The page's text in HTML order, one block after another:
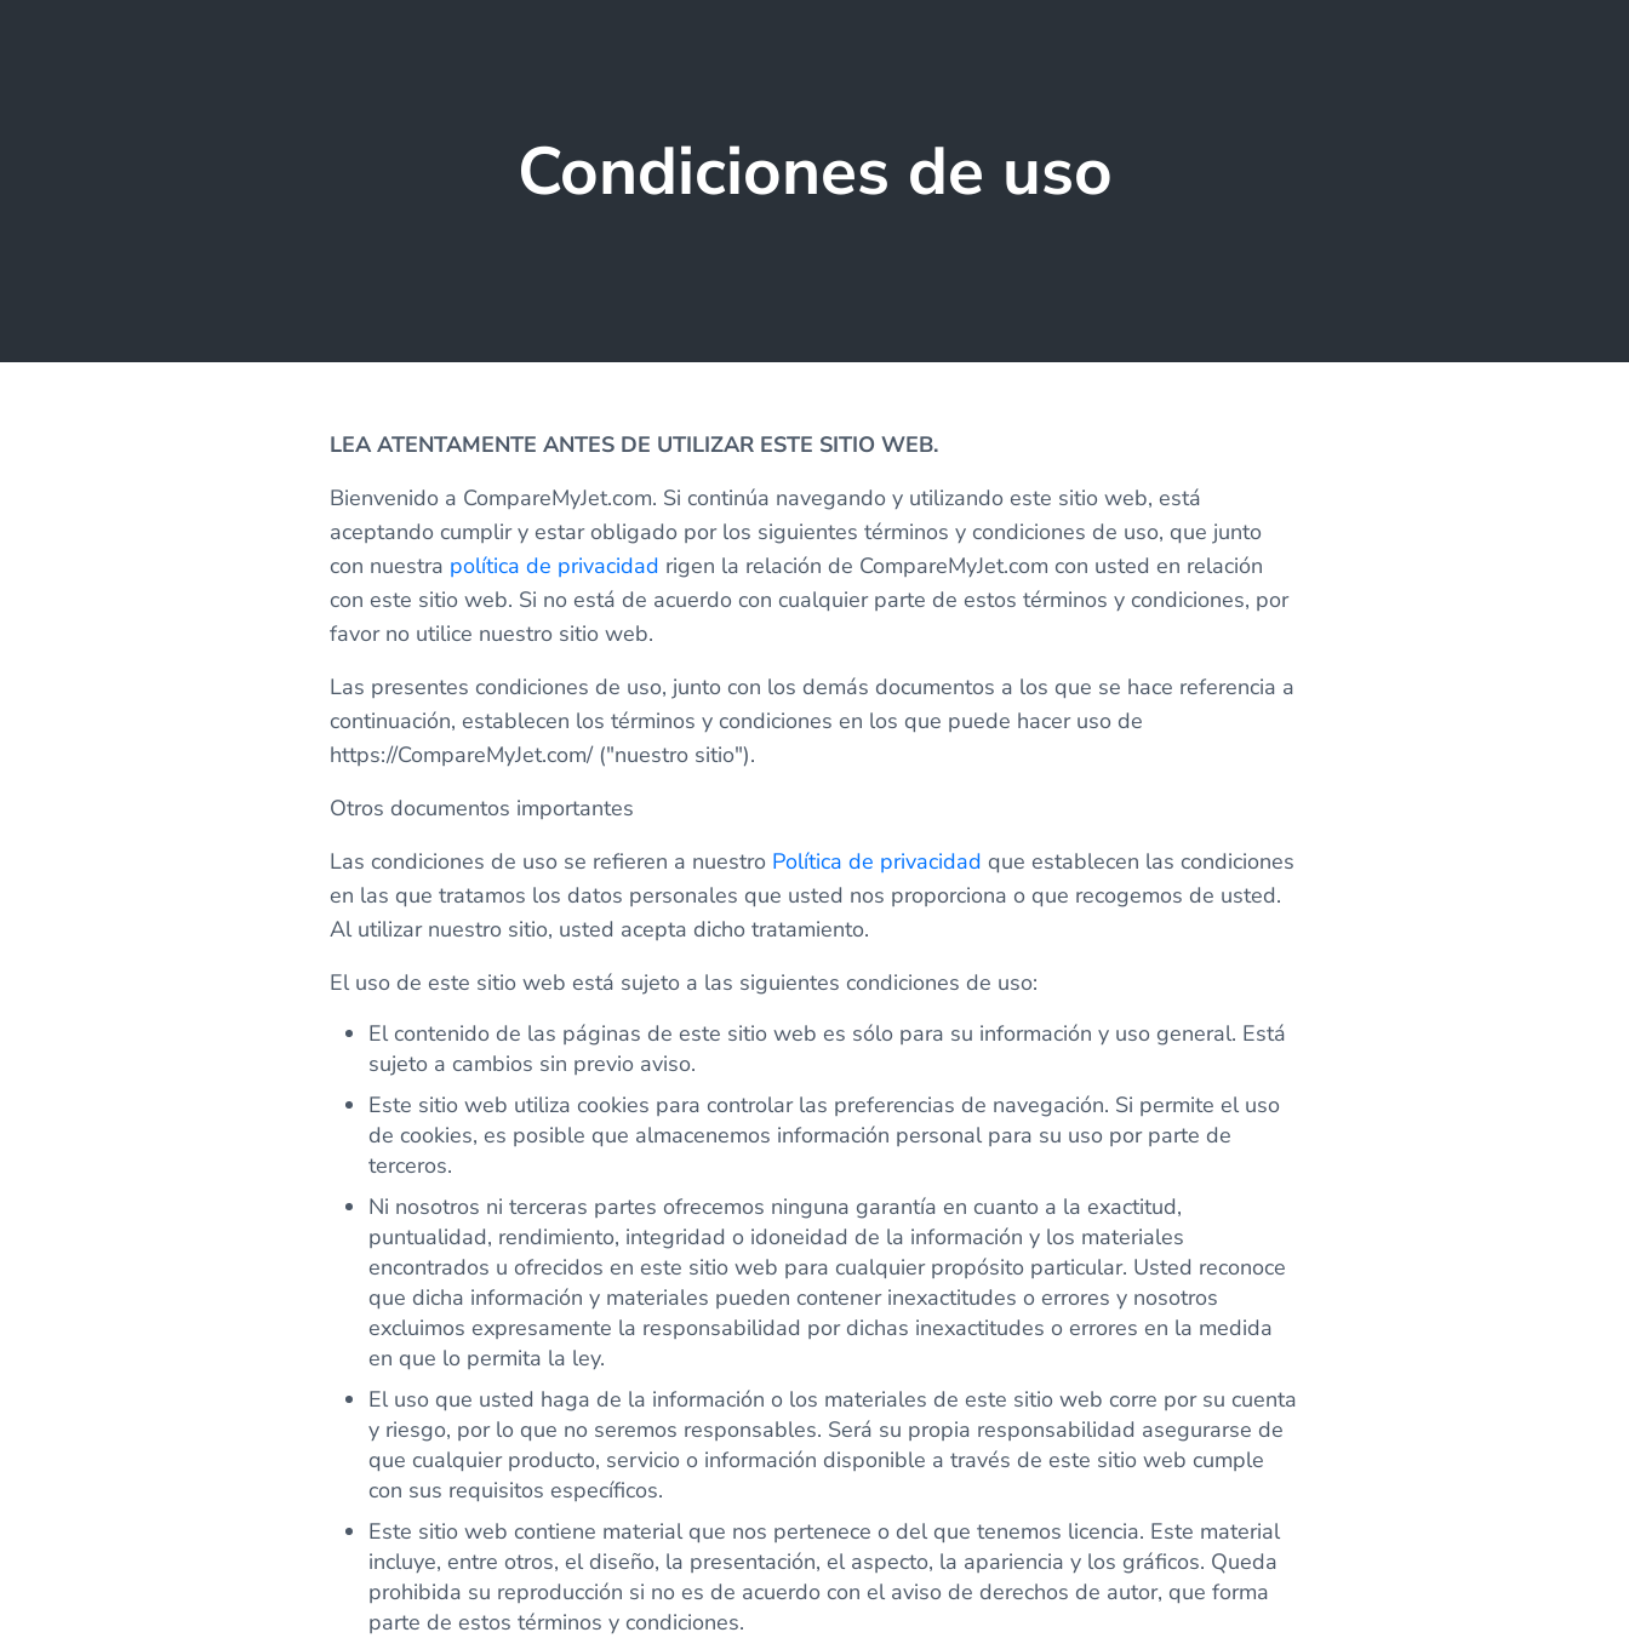
Condiciones de uso
LEA ATENTAMENTE ANTES DE UTILIZAR ESTE SITIO WEB.
Bienvenido a CompareMyJet.com. Si continúa navegando y utilizando este sitio web, está
aceptando cumplir y estar obligado por los siguientes términos y condiciones de uso, que junto
con nuestra política de privacidad rigen la relación de CompareMyJet.com con usted en relación
con este sitio web. Si no está de acuerdo con cualquier parte de estos términos y condiciones, por
favor no utilice nuestro sitio web.
Las presentes condiciones de uso, junto con los demás documentos a los que se hace referencia a
continuación, establecen los términos y condiciones en los que puede hacer uso de
https://CompareMyJet.com/ ("nuestro sitio").
Otros documentos importantes
Las condiciones de uso se refieren a nuestro Política de privacidad que establecen las condiciones
en las que tratamos los datos personales que usted nos proporciona o que recogemos de usted.
Al utilizar nuestro sitio, usted acepta dicho tratamiento.
El uso de este sitio web está sujeto a las siguientes condiciones de uso:
El contenido de las páginas de este sitio web es sólo para su información y uso general. Está
sujeto a cambios sin previo aviso.
Este sitio web utiliza cookies para controlar las preferencias de navegación. Si permite el uso
de cookies, es posible que almacenemos información personal para su uso por parte de
terceros.
Ni nosotros ni terceras partes ofrecemos ninguna garantía en cuanto a la exactitud,
puntualidad, rendimiento, integridad o idoneidad de la información y los materiales
encontrados u ofrecidos en este sitio web para cualquier propósito particular. Usted reconoce
que dicha información y materiales pueden contener inexactitudes o errores y nosotros
excluimos expresamente la responsabilidad por dichas inexactitudes o errores en la medida
en que lo permita la ley.
El uso que usted haga de la información o los materiales de este sitio web corre por su cuenta
y riesgo, por lo que no seremos responsables. Será su propia responsabilidad asegurarse de
que cualquier producto, servicio o información disponible a través de este sitio web cumple
con sus requisitos específicos.
Este sitio web contiene material que nos pertenece o del que tenemos licencia. Este material
incluye, entre otros, el diseño, la presentación, el aspecto, la apariencia y los gráficos. Queda
prohibida su reproducción si no es de acuerdo con el aviso de derechos de autor, que forma
parte de estos términos y condiciones.